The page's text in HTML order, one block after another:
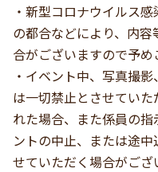
・新型コロナウイルス
の都合などにより、内
合がございますので予め
・イベント中、写真撮
は一切禁止とさせてい
れた場合、また係員の
ントの中止、または途
せていただく場合がご